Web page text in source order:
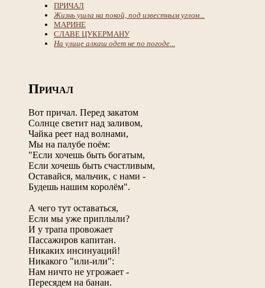
ПРИЧАЛ
Жизнь ушла на покой, под известным углом...
МАРИНЕ
СЛАВЕ ЦУКЕРМАНУ
На улице алкаш одет не по погоде...
ПРИЧАЛ
Вот причал. Перед закатом
Солнце светит над заливом,
Чайка реет над волнами,
Мы на палубе поём:
"Если хочешь быть богатым,
Если хочешь быть счастливым,
Оставайся, мальчик, с нами -
Будешь нашим королём".
А чего тут оставаться,
Если мы уже приплыли?
И у трапа провожает
Пассажиров капитан.
Никаких инсинуаций!
Никакого "или-или":
Нам ничто не угрожает -
Пересядем на банан.